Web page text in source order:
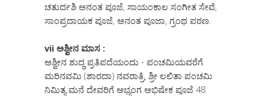
ಚತುರ್ದಶಿ ಅನಂತ ಪೂಜೆ, ಸಾಯಂಕಾಲ ಸಂಗೀತ ಸೇವೆ,
ಸಾಂಪ್ರದಾಯಕ ಪೂಜೆ, ಅನಂತ ಪೂಜಾ, ಗ್ರಂಥ ಪಠಣ.
vii ಅಶ್ವೀನ ಮಾಸ :
ಅಶ್ವೀನ ಶುದ್ಧ ಪ್ರತಿಪದೆಯಂದು - ಪಂಚಮಿಯವರೆಗೆ
ಮರಿನವಮಿ (ಶಾರದಾ) ನವರಾತ್ರಿ, ಶ್ರೀ ಲಲಿತಾ ಪಂಚಮಿ
ನಿಮಿತ್ಯ ಮನೆ ದೇವರಿಗೆ ಅಭ್ಯಂಗ ಅಭಿಷೇಕ ಪೂಜೆ 48